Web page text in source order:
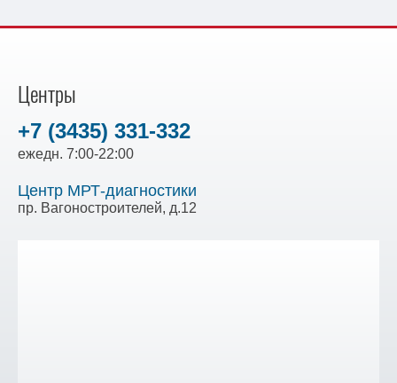
Центры
+7 (3435) 331-332
ежедн. 7:00-22:00
Центр МРТ-диагностики
пр. Вагоностроителей, д.12